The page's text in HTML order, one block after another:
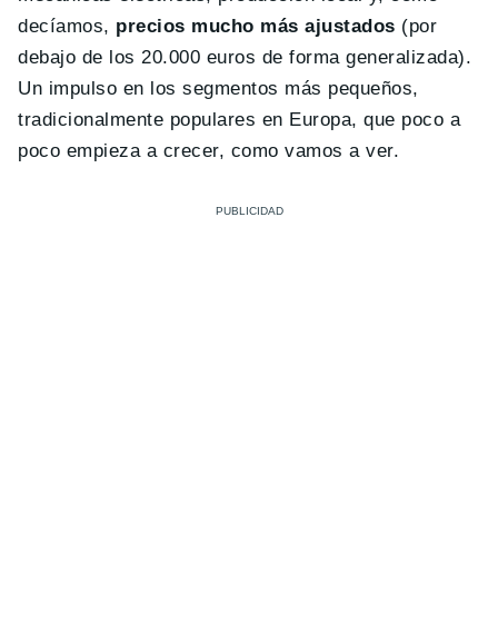
decíamos, precios mucho más ajustados (por
debajo de los 20.000 euros de forma generalizada).
Un impulso en los segmentos más pequeños,
tradicionalmente populares en Europa, que poco a
poco empieza a crecer, como vamos a ver.